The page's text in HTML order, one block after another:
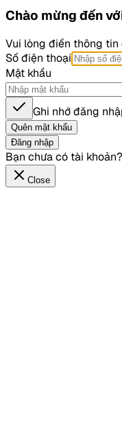
Chào mừng đến
Vui lòng điền thông tin
Số điện thoại
Mật khẩu
Ghi nhớ đăng
Quên mật khẩu
Đăng nhập
Bạn chưa có tài khoản?
Close